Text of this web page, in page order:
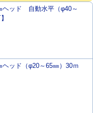
ヘッド 自動水平（φ40～
ッド（φ20～65㎜）30ｍ